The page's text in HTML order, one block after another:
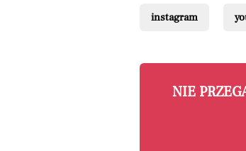
instagram
NIE